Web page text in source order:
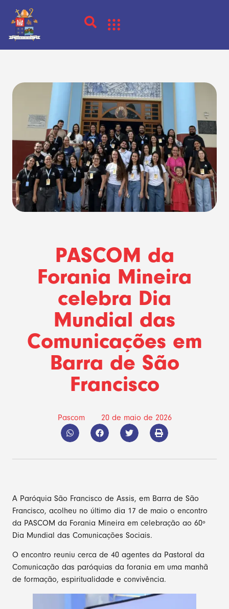
PASCOM da
Forania Mineira
celebra Dia
Mundial das
Comunicações em
Barra de São
Francisco
Pascom 20 de maio de 2026
A Paróquia São Francisco de Assis, em Barra de São
Francisco, acolheu no último dia 17 de maio o encontro
da PASCOM da Forania Mineira em celebração ao 60º
Dia Mundial das Comunicações Sociais.
O encontro reuniu cerca de 40 agentes da Pastoral da
Comunicação das paróquias da forania em uma manhã
de formação, espiritualidade e convivência.